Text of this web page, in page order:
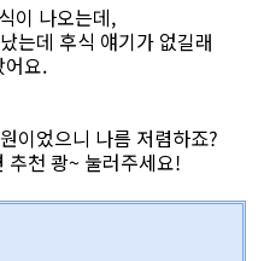
이 나오는데,
는데 후식 얘기가 없길래
어요.
이었으니 나름 저렴하죠?
추천 쾅~ 눌러주세요!